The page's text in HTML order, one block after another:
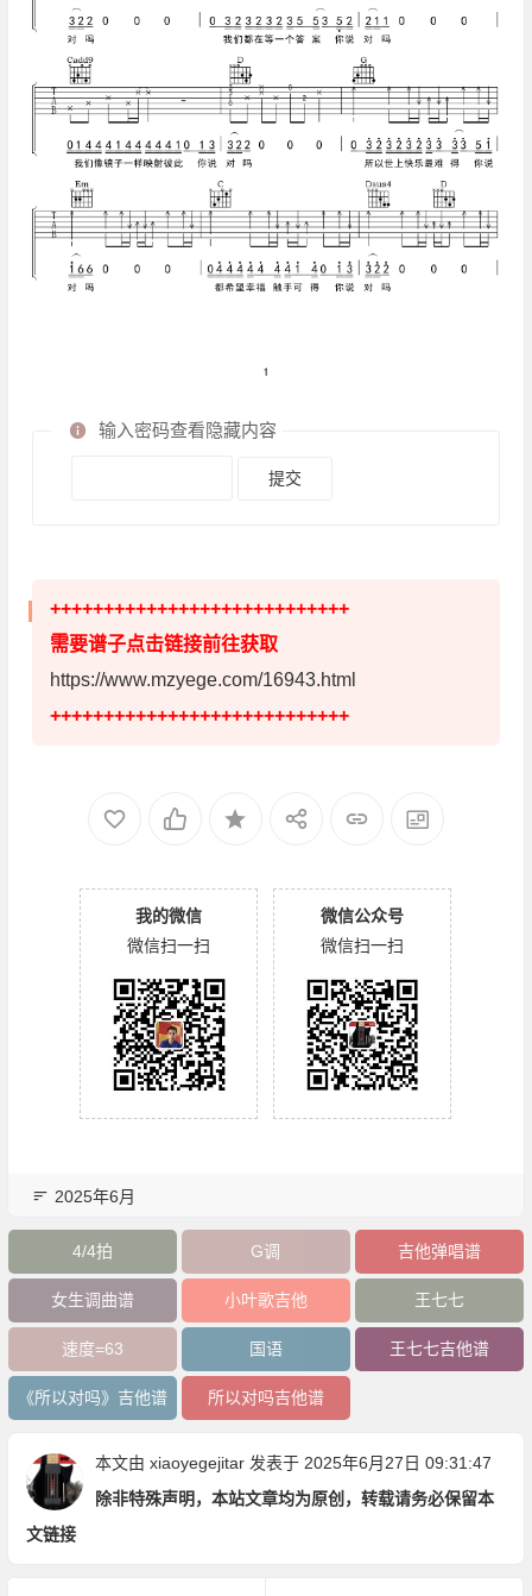
输入密码查看隐藏内容
++++++++++++++++++++++++++++
需要谱子点击链接前往获取
https://www.mzyege.com/16943.html
++++++++++++++++++++++++++++
我的微信
微信扫一扫
微信公众号
微信扫一扫
2025年6月
4/4拍 G调 吉他弹唱谱
女生调曲谱 小叶歌吉他 王七七
速度=63 国语 王七七吉他谱
《所以对吗》吉他谱 所以对吗吉他谱
本文由 xiaoyegejitar发表于 2025年6月27日 09:31:47
除非特殊声明，本站文章均为原创，转载请务必保留本
文链接